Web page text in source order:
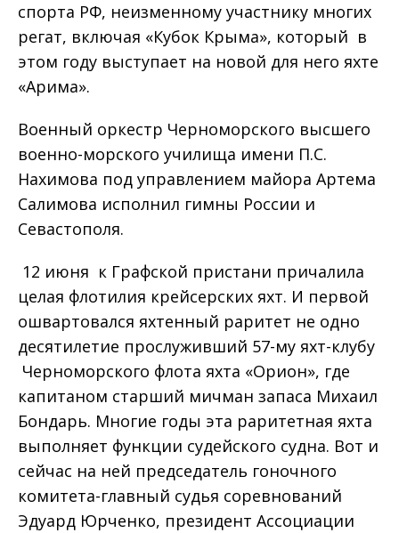
спорта РФ, неизменному участнику многих
регат, включая «Кубок Крыма», который в
этом году выступает на новой для него яхте
«Арима».
Военный оркестр Черноморского высшего
военно-морского училища имени П.С.
Нахимова под управлением майора Артема
Салимова исполнил гимны России и
Севастополя.
12 июня к Графской пристани причалила
целая флотилия крейсерских яхт. И первой
ошвартовался яхтенный раритет не одно
десятилетие прослуживший 57-му яхт-клубу
Черноморского флота яхта «Орион», где
капитаном старший мичман запаса Михаил
Бондарь. Многие годы эта раритетная яхта
выполняет функции судейского судна. Вот и
сейчас на ней председатель гоночного
комитета-главный судья соревнований
Эдуард Юрченко, президент Ассоциации